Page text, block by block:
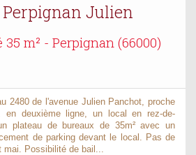
Perpignan Julien
m² - Perpignan (66000)
2480 de l'avenue Julien Panchot, proche
en deuxième ligne, un local en rez-de-
plateau de bureaux de 35m² avec un
de parking devant le local. Pas de
Possibilité de bail...